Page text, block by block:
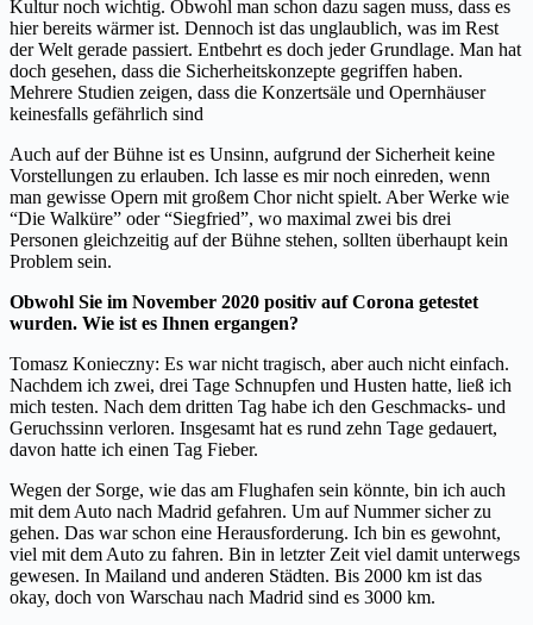
Kultur noch wichtig. Obwohl man schon dazu sagen muss, dass es
hier bereits wärmer ist. Dennoch ist das unglaublich, was im Rest
der Welt gerade passiert. Entbehrt es doch jeder Grundlage. Man hat
doch gesehen, dass die Sicherheitskonzepte gegriffen haben.
Mehrere Studien zeigen, dass die Konzertsäle und Opernhäuser
keinesfalls gefährlich sind
Auch auf der Bühne ist es Unsinn, aufgrund der Sicherheit keine
Vorstellungen zu erlauben. Ich lasse es mir noch einreden, wenn
man gewisse Opern mit großem Chor nicht spielt. Aber Werke wie
“Die Walküre” oder “Siegfried”, wo maximal zwei bis drei
Personen gleichzeitig auf der Bühne stehen, sollten überhaupt kein
Problem sein.
Obwohl Sie im November 2020 positiv auf Corona getestet
wurden. Wie ist es Ihnen ergangen?
Tomasz Konieczny: Es war nicht tragisch, aber auch nicht einfach.
Nachdem ich zwei, drei Tage Schnupfen und Husten hatte, ließ ich
mich testen. Nach dem dritten Tag habe ich den Geschmacks- und
Geruchssinn verloren. Insgesamt hat es rund zehn Tage gedauert,
davon hatte ich einen Tag Fieber.
Wegen der Sorge, wie das am Flughafen sein könnte, bin ich auch
mit dem Auto nach Madrid gefahren. Um auf Nummer sicher zu
gehen. Das war schon eine Herausforderung. Ich bin es gewohnt,
viel mit dem Auto zu fahren. Bin in letzter Zeit viel damit unterwegs
gewesen. In Mailand und anderen Städten. Bis 2000 km ist das
okay, doch von Warschau nach Madrid sind es 3000 km.